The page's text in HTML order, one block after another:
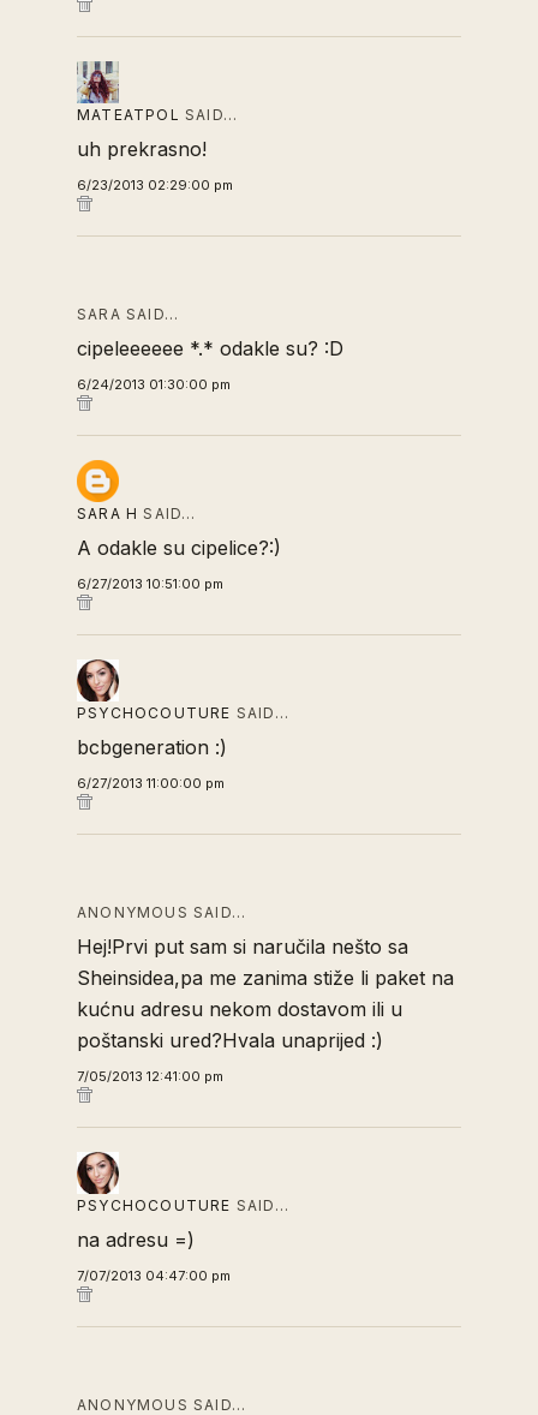
MATEATPOL SAID…
uh prekrasno!
6/23/2013 02:29:00 pm
SARA SAID…
cipeleeeeee *.* odakle su? :D
6/24/2013 01:30:00 pm
SARA H SAID…
A odakle su cipelice?:)
6/27/2013 10:51:00 pm
PSYCHOCOUTURE SAID…
bcbgeneration :)
6/27/2013 11:00:00 pm
ANONYMOUS SAID…
Hej!Prvi put sam si naručila nešto sa
Sheinsidea,pa me zanima stiže li paket na
kućnu adresu nekom dostavom ili u
poštanski ured?Hvala unaprijed :)
7/05/2013 12:41:00 pm
PSYCHOCOUTURE SAID…
na adresu =)
7/07/2013 04:47:00 pm
ANONYMOUS SAID…